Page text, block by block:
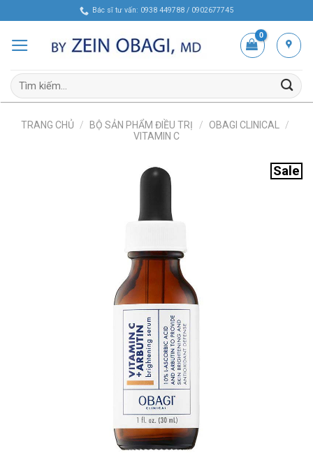
content
Bác sĩ tư vấn: 0938 449788 / 0902677745
Tìm
kiếm:
TRANG CHỦ / BỘ SẢN PHẨM ĐIỀU TRỊ / OBAGI CLINICAL /
VITAMIN C
Sale